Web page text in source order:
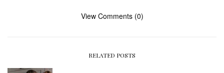
View Comments (0)
RELATED POSTS